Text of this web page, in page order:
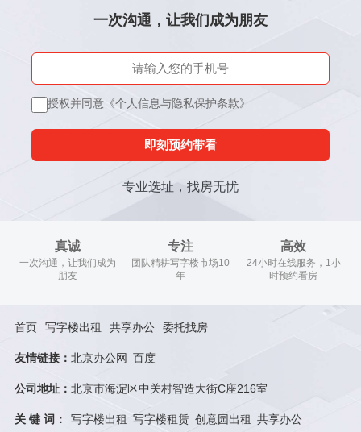
一次沟通，让我们成为朋友
授权并同意《个人信息与隐私保护条款》
即刻预约带看
专业选址，找房无忧
真诚
一次沟通，让我们成为
朋友
专注
团队精耕写字楼市场10
年
高效
24小时在线服务，1小
时预约看房
首页 写字楼出租 共享办公 委托找房
友情链接： 北京办公网 百度
公司地址： 北京市海淀区中关村智造大街C座216室
关 键 词： 写字楼出租 写字楼租赁 创意园出租 共享办公